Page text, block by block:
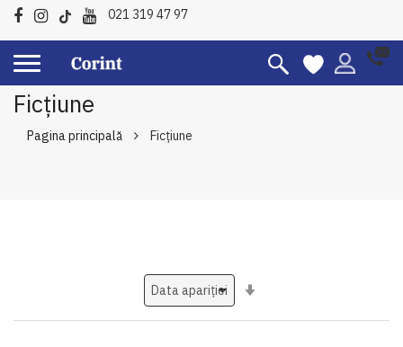
021 319 47 97
Ficțiune
Pagina principală Ficțiune